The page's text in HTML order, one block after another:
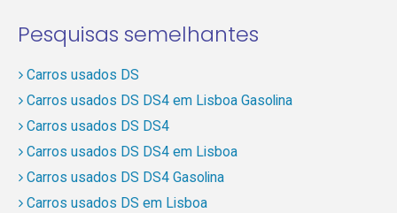
Pesquisas semelhantes
Carros usados DS
Carros usados DS DS4 em Lisboa Gasolina
Carros usados DS DS4
Carros usados DS DS4 em Lisboa
Carros usados DS DS4 Gasolina
Carros usados DS em Lisboa